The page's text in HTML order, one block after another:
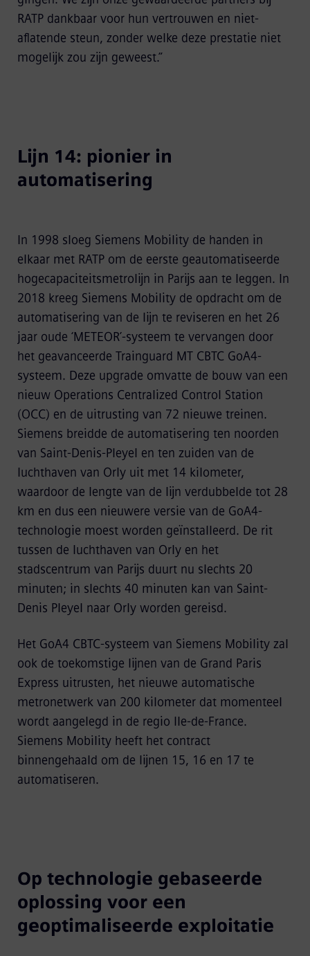
RATP dankbaar voor hun vertrouwen en niet-
aflatende steun, zonder welke deze prestatie niet
mogelijk zou zijn geweest.”
Lijn 14: pionier in
automatisering
In 1998 sloeg Siemens Mobility de handen in
elkaar met RATP om de eerste geautomatiseerde
hogecapaciteitsmetrolijn in Parijs aan te leggen. In
2018 kreeg Siemens Mobility de opdracht om de
automatisering van de lijn te reviseren en het 26
jaar oude ‘METEOR’-systeem te vervangen door
het geavanceerde Trainguard MT CBTC GoA4-
systeem. Deze upgrade omvatte de bouw van een
nieuw Operations Centralized Control Station
(OCC) en de uitrusting van 72 nieuwe treinen.
Siemens breidde de automatisering ten noorden
van Saint-Denis-Pleyel en ten zuiden van de
luchthaven van Orly uit met 14 kilometer,
waardoor de lengte van de lijn verdubbelde tot 28
km en dus een nieuwere versie van de GoA4-
technologie moest worden geïnstalleerd. De rit
tussen de luchthaven van Orly en het
stadscentrum van Parijs duurt nu slechts 20
minuten; in slechts 40 minuten kan van Saint-
Denis Pleyel naar Orly worden gereisd.
Het GoA4 CBTC-systeem van Siemens Mobility zal
ook de toekomstige lijnen van de Grand Paris
Express uitrusten, het nieuwe automatische
metronetwerk van 200 kilometer dat momenteel
wordt aangelegd in de regio Ile-de-France.
Siemens Mobility heeft het contract
binnengehaald om de lijnen 15, 16 en 17 te
automatiseren.
Op technologie gebaseerde
oplossing voor een
geoptimaliseerde exploitatie